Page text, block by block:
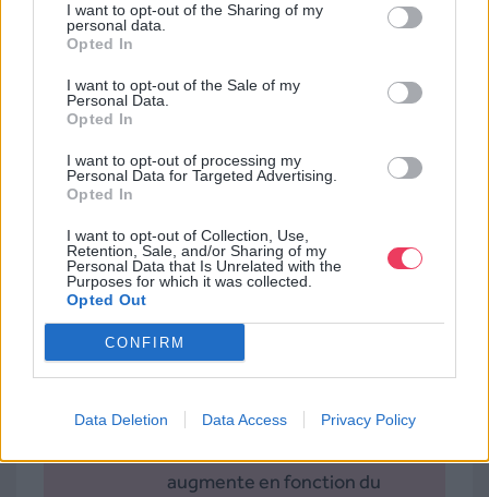
I want to opt-out of the Sharing of my
personal data.
Opted In
I want to opt-out of the Sale of my
Personal Data.
Opted In
I want to opt-out of processing my
Personal Data for Targeted Advertising.
Opted In
I want to opt-out of Collection, Use,
Retention, Sale, and/or Sharing of my
Personal Data that Is Unrelated with the
Purposes for which it was collected.
Opted Out
CONFIRM
Data Deletion Data Access Privacy Policy
FAQ Mail Partner
VS Mailerlite
+
1.Quelle est la différence de prix
entre Mailerlite et Mail Partner
?
Mailerlite propose un plan
seulement jusqu’à 500 contacts
augmente en fonction du